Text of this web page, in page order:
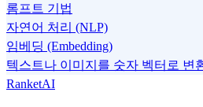
롬프트 기법
자연어 처리 (NLP)
임베딩 (Embedding)
텍스트나 이미지를 숫자 벡터로 변
RanketAI